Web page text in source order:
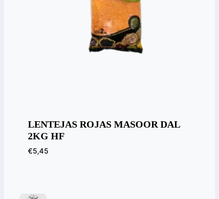
LENTEJAS ROJAS MASOOR DAL
2KG HF
€5,45